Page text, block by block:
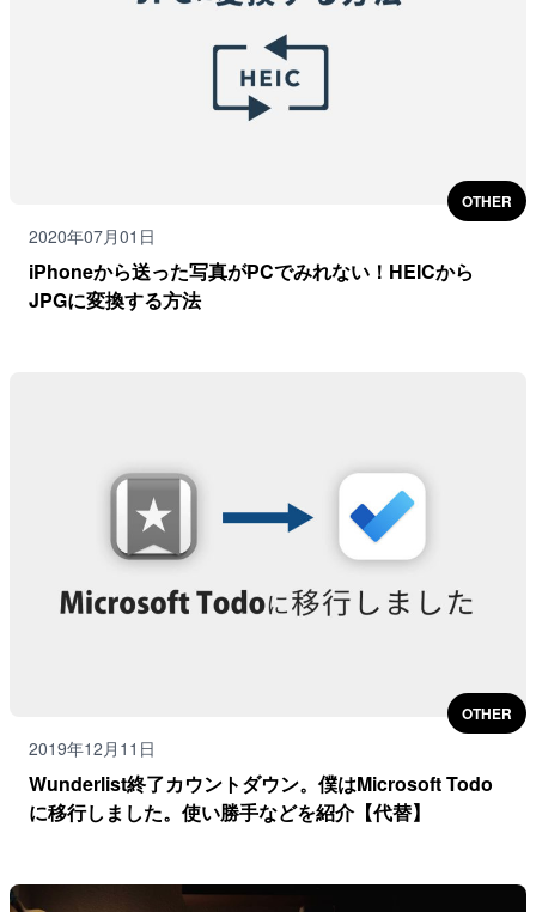
2020年07月01日
iPhoneから送った写真がPCでみれない！HEICから
JPGに変換する方法
OTHER
2019年12月11日
Wunderlist終了カウントダウン。僕はMicrosoft Todo
に移行しました。使い勝手などを紹介【代替】
OTHER